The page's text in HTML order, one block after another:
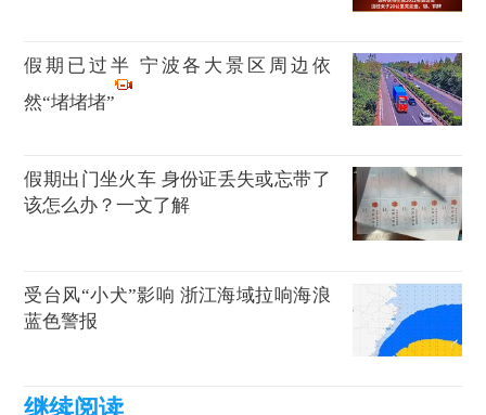
假期已过半 宁波各大景区周边依
然“堵堵堵”
假期出门坐火车 身份证丢失或忘带了
该怎么办？一文了解
受台风“小犬”影响 浙江海域拉响海浪
蓝色警报